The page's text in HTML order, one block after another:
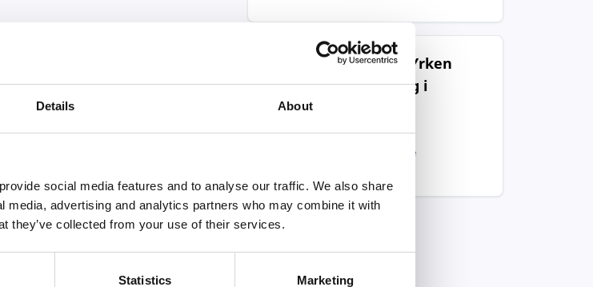
Details About
social media features and to analyse our traffic. We also share
media, advertising and analytics partners who may combine it with
they’ve collected from your use of their services.
Statistics Marketing
Populära jobb inom Yrken
med social inriktning i
Dorotea
Biståndshandläggare